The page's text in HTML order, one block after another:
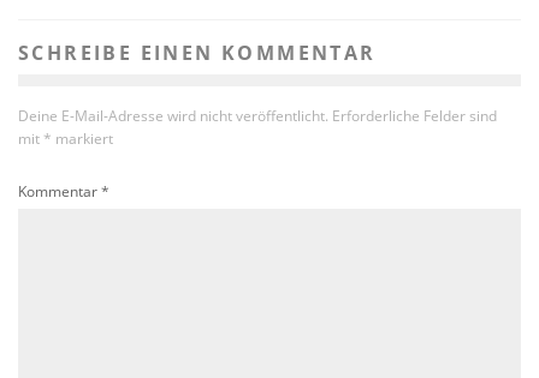
SCHREIBE EINEN KOMMENTAR
Deine E-Mail-Adresse wird nicht veröffentlicht. Erforderliche Felder sind
mit * markiert
Kommentar*